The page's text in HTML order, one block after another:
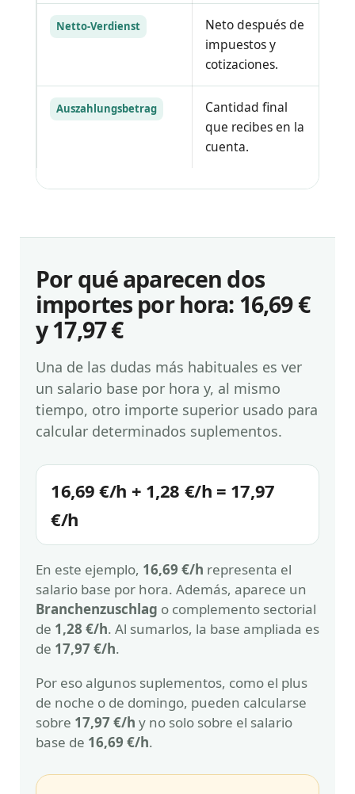
Netto-Verdienst
Neto después de
impuestos y
cotizaciones.
Auszahlungsbetrag
Cantidad final
que recibes en la
cuenta.
Por qué aparecen dos
importes por hora: 16,69 €
y 17,97 €
Una de las dudas más habituales es ver
un salario base por hora y, al mismo
tiempo, otro importe superior usado para
calcular determinados suplementos.
16,69 €/h + 1,28 €/h = 17,97
€/h
En este ejemplo, 16,69 €/h representa el
salario base por hora. Además, aparece un
Branchenzuschlag o complemento sectorial
de 1,28 €/h. Al sumarlos, la base ampliada es
de 17,97 €/h.
Por eso algunos suplementos, como el plus
de noche o de domingo, pueden calcularse
sobre 17,97 €/h y no solo sobre el salario
base de 16,69 €/h.